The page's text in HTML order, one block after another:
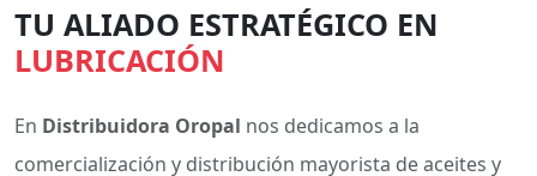
TU ALIADO ESTRATÉGICO EN
LUBRICACIÓN
En Distribuidora Oropal nos dedicamos a la
comercialización y distribución mayorista de aceites y